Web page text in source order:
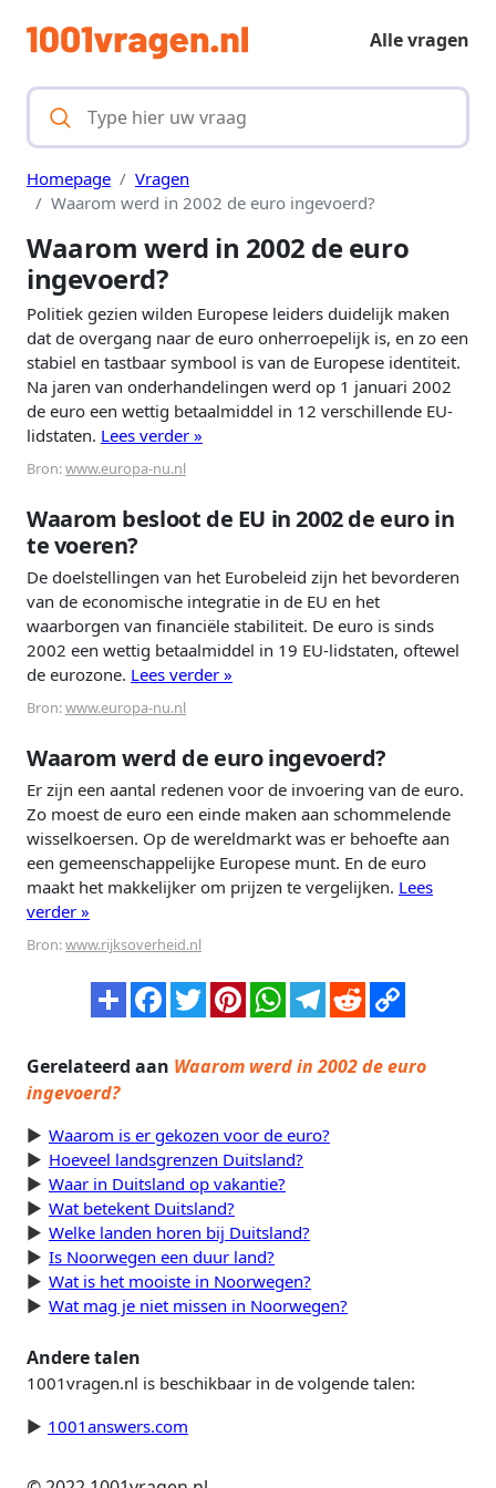
Alle vragen
Homepage
Vragen
Waarom werd in 2002 de euro ingevoerd?
Waarom werd in 2002 de euro
ingevoerd?
Politiek gezien wilden Europese leiders duidelijk maken
dat de overgang naar de euro onherroepelijk is, en zo een
stabiel en tastbaar symbool is van de Europese identiteit.
Na jaren van onderhandelingen werd op 1 januari 2002
de euro een wettig betaalmiddel in 12 verschillende EU-
lidstaten. Lees verder »
Bron:www.europa-nu.nl
Waarom besloot de EU in 2002 de euro in
te voeren?
De doelstellingen van het Eurobeleid zijn het bevorderen
van de economische integratie in de EU en het
waarborgen van financiële stabiliteit. De euro is sinds
2002 een wettig betaalmiddel in 19 EU-lidstaten, oftewel
de eurozone. Lees verder »
Bron:www.europa-nu.nl
Waarom werd de euro ingevoerd?
Er zijn een aantal redenen voor de invoering van de euro.
Zo moest de euro een einde maken aan schommelende
wisselkoersen. Op de wereldmarkt was er behoefte aan
een gemeenschappelijke Europese munt. En de euro
maakt het makkelijker om prijzen te vergelijken. Lees
verder »
Bron:www.rijksoverheid.nl
Gerelateerd aan Waarom werd in 2002 de euro
ingevoerd?
Waarom is er gekozen voor de euro?
Hoeveel landsgrenzen Duitsland?
Waar in Duitsland op vakantie?
Wat betekent Duitsland?
Welke landen horen bij Duitsland?
Is Noorwegen een duur land?
Wat is het mooiste in Noorwegen?
Wat mag je niet missen in Noorwegen?
Andere talen
1001vragen.nl is beschikbaar in de volgende talen:
1001answers.com